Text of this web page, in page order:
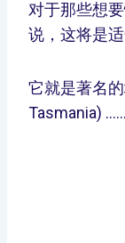
对于那些想
说，这将是适
它就是著名
Tasmania) ……